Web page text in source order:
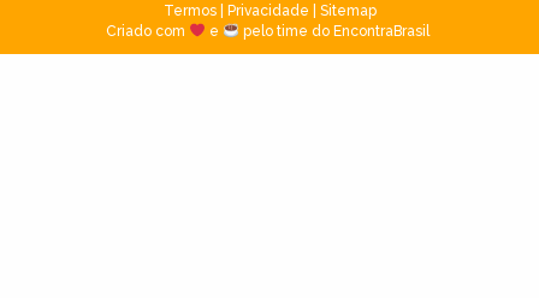
Termos| Privacidade
Sitemap
Criado com
e pelo time do EncontraBrasil